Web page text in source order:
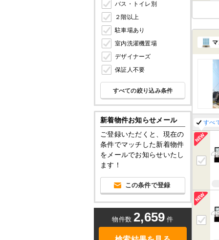
バス・トイレ別
２階以上
駐車場あり
室内洗濯機置場
デザイナーズ
保証人不要
すべての絞り込み条件
新着物件お知らせメール
ご登録いただくと、現在の
条件でマッチした新着物件
をメールでお知らせいたし
ます！
この条件で登録
物件数 2,659 件
すべ